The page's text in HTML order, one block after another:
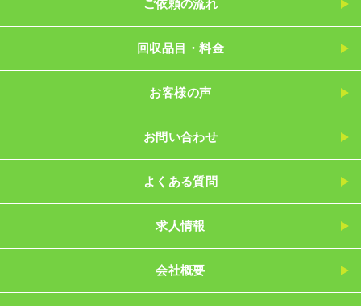
ご依頼の流れ
回収品目・料金
お客様の声
お問い合わせ
よくある質問
求人情報
会社概要